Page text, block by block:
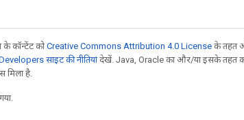
कॉन्टेंट कोCreative Commons Attribution 4.0 License के तहत
साइट की नीतियांदेखें. Java, Oracle का और/या इसके तहत
मिला है.